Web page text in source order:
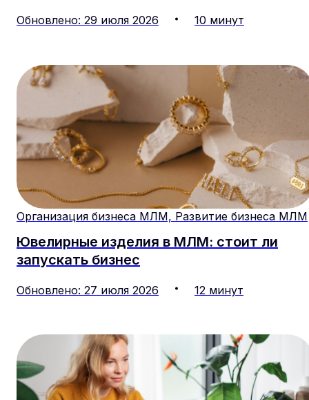
Обновлено: 29 июля 2026 10 минут
Организация бизнеса МЛМ, Развитие бизнеса МЛМ
Ювелирные изделия в МЛМ: стоит ли
запускать бизнес
Обновлено: 27 июля 2026 12 минут